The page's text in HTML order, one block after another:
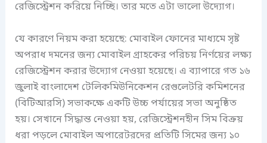
রেজিস্ট্রেশন করিয়ে নিচ্ছি। তার মতে এটা ভালো উদ্যোগ।
যে কারণে নিয়ম করা হয়েছে: মোবাইল ফোনের মাধ্যমে সৃষ্ট
অপরাধ দমনের জন্য মোবাইল গ্রাহকের পরিচয় নির্ণয়ের লক্ষ্য
রেজিস্ট্রেশন করার উদ্যোগ নেওয়া হয়েছে। এ ব্যাপারে গত ১৬
জুলাই বাংলাদেশ টেলিকমিউনিকেশন রেগুলেটরি কমিশনের
(বিটিআরসি) সভাকক্ষে একটি উচ্চ পর্যায়ের সভা অনুষ্ঠিত
হয়। সেখানে সিদ্ধান্ত নেওয়া হয়, রেজিস্ট্রেশনহীন সিম বিক্রয়
ধরা পড়লে মোবাইল অপারেটরদের প্রতিটি সিমের জন্য ১০